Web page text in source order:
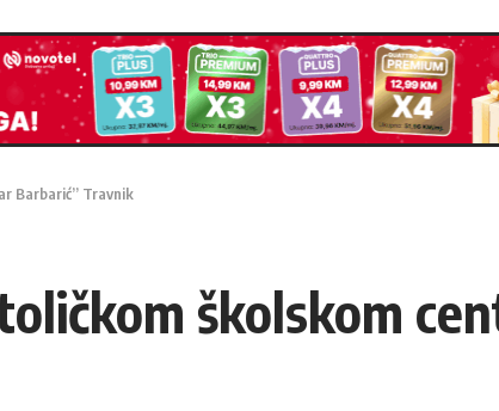
Barbarić” Travnik
školskom